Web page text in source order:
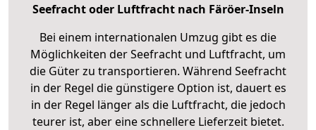
Seefracht oder Luftfracht nach Färöer-Inseln
Bei einem internationalen Umzug gibt es die
Möglichkeiten der Seefracht und Luftfracht, um
die Güter zu transportieren. Während Seefracht
in der Regel die günstigere Option ist, dauert es
in der Regel länger als die Luftfracht, die jedoch
teurer ist, aber eine schnellere Lieferzeit bietet.